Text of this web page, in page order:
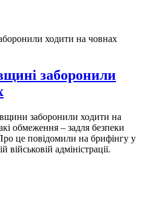
заборонили
заборонили ходити на
обмеження – задля безпеки
це повідомили на брифінгу у
військовій адміністрації.